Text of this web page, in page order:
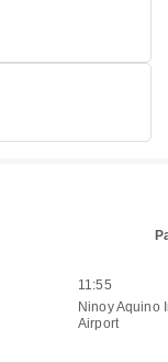
11:55
Ninoy Aquino
Airport